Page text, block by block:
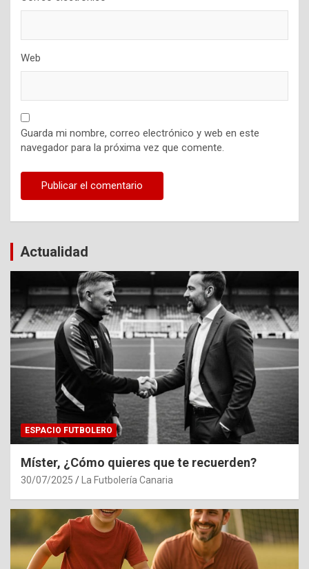
Web
Guarda mi nombre, correo electrónico y web en este
navegador para la próxima vez que comente.
Actualidad
ESPACIO FUTBOLERO
Míster, ¿Cómo quieres que te recuerden?
30/07/2025 La Futbolería Canaria